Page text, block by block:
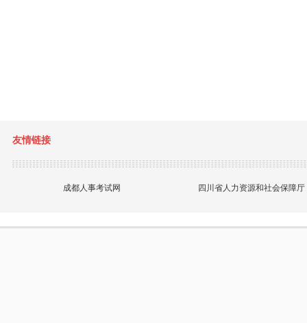
友情链接
成都人事考试网 四川省人力资源和社会保障厅